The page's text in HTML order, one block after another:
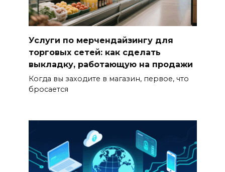
Услуги по мерчендайзингу для
торговых сетей: как сделать
выкладку, работающую на продажи
Когда вы заходите в магазин, первое, что
бросается